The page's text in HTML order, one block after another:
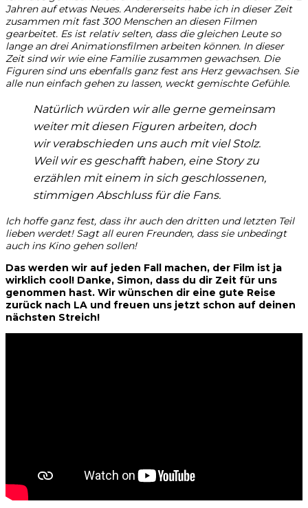
Jahren auf etwas Neues. Andererseits habe ich in dieser Zeit
zusammen mit fast 300 Menschen an diesen Filmen
gearbeitet. Es ist relativ selten, dass die gleichen Leute so
lange an drei Animationsfilmen arbeiten können. In dieser
Zeit sind wir wie eine Familie zusammen gewachsen. Die
Figuren sind uns ebenfalls ganz fest ans Herz gewachsen. Sie
alle nun einfach gehen zu lassen, weckt gemischte Gefühle.
Natürlich würden wir alle gerne gemeinsam
weiter mit diesen Figuren arbeiten, doch
wir verabschieden uns auch mit viel Stolz.
Weil wir es geschafft haben, eine Story zu
erzählen mit einem in sich geschlossenen,
stimmigen Abschluss für die Fans.
Ich hoffe ganz fest, dass ihr auch den dritten und letzten Teil
lieben werdet! Sagt all euren Freunden, dass sie unbedingt
auch ins Kino gehen sollen!
Das werden wir auf jeden Fall machen, der Film ist ja
wirklich cool! Danke, Simon, dass du dir Zeit für uns
genommen hast. Wir wünschen dir eine gute Reise
zurück nach LA und freuen uns jetzt schon auf deinen
nächsten Streich!